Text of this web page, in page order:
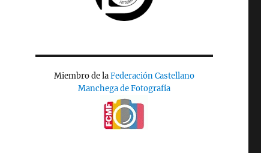
Miembro de laFederación Castellano
Manchega de Fotografía